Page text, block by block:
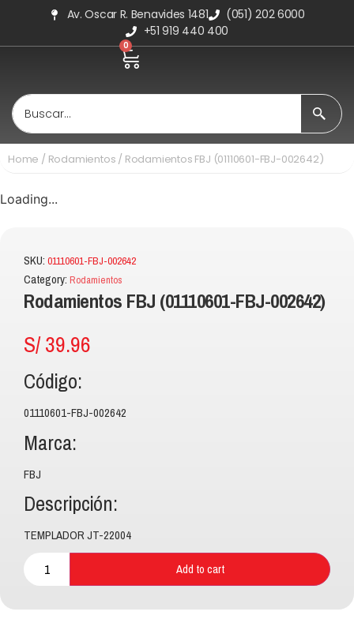
Av. Oscar R. Benavides 1481
(051) 202 6000
+51 919 440 400
0
Home / Rodamientos / Rodamientos FBJ (01110601-FBJ-002642)
Loading...
SKU: 01110601-FBJ-002642
Category: Rodamientos
Rodamientos FBJ (01110601-FBJ-002642)
S/39.96
Código:
01110601-FBJ-002642
Marca:
FBJ
Descripción:
TEMPLADOR JT-22004
Add to cart